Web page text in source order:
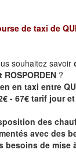
de taxi de
souhaitez savoir
?
en taxi entre
- 67€ tarif jour
des
avec des
besoins de mise